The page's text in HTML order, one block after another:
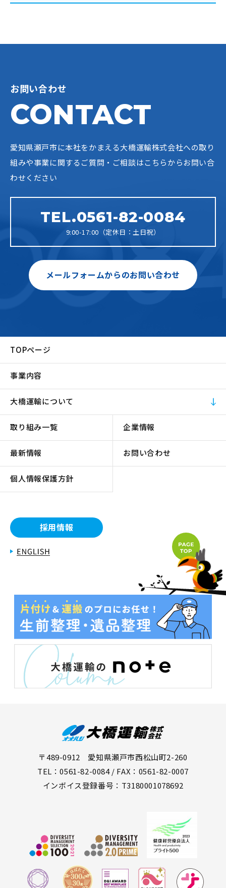
お問い合わせ
CONTACT
愛知県瀬戸市に本社をかまえる大橋運輸株式会社への取り
組みや事業に関するご質問・ご相談はこちらからお問い合
わせください
TEL.0561-82-0084
9:00-17:00（定休日：土日祝）
メールフォームからのお問い合わせ
TOPページ
事業内容
大橋運輸について
取り組み一覧 企業情報
最新情報 お問い合わせ
個人情報保護方針
採用情報
〒489-0912 愛知県瀬戸市西松山町2-260
TEL：0561-82-0084 / FAX：0561-82-0007
インボイス登録番号：T3180001078692